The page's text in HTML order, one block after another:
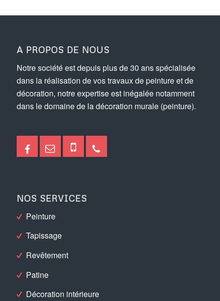
A PROPOS DE NOUS
Notre société est depuis plus de 30 ans spécialisée
dans la réalisation de vos travaux de peinture et de
décoration, notre expertise est inégalée notamment
dans le domaine de la décoration murale (peinture).
NOS SERVICES
Peinture
Tapissage
Revêtement
Patine
Décoration intérieure